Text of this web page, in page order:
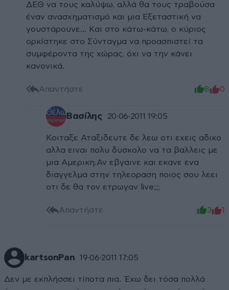
ΔΕΘ να τους καλύψω, αλλά θα τους τραβούσα
έναν ανασχηματισμό και μια Εξεταστική να
γουστάρουνε... Και στο κάτω-κάτω, ο κύριος
ορκίστηκε στο Σύνταγμα να προασπιστεί τα
συμφέροντα της χώρας, όχι να την κάνει
κανονικά.
Απαντήστε 8 0
Βασίλης 20·06·2011 19:05
Κοιταξε Αταξιδευτε δε λεω οτι εχεις αδικο
αλλα ειναι πολυ δυσκολο να τα βαλλεις με
μια Αμερικη.Αν εβγαινε και εκανε ενα
διαγγελμα στην τηλεοραση ποιος σου λεει
οτι δε θα τον ετρωγαν live;;;;
Απαντήστε 3 1
kartsonPan 19·06·2011 17:05
Δεν με εκπλήσσει τίποτα πια. Έχω δει τόσα πολλά